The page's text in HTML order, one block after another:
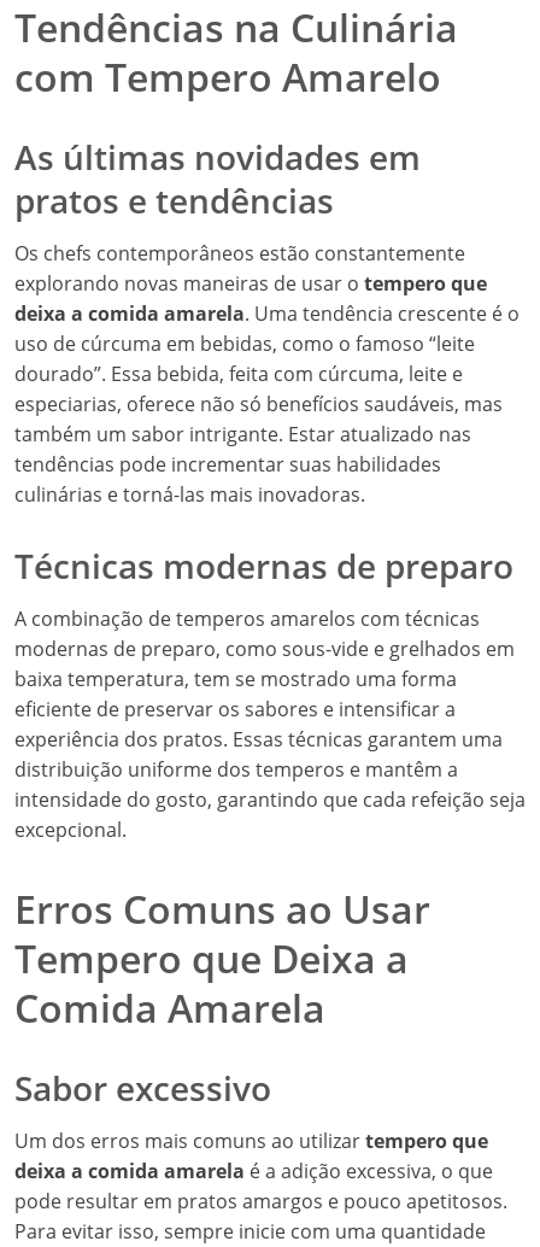
Tendências na Culinária
com Tempero Amarelo
As últimas novidades em
pratos e tendências
Os chefs contemporâneos estão constantemente
explorando novas maneiras de usar o tempero que
deixa a comida amarela. Uma tendência crescente é o
uso de cúrcuma em bebidas, como o famoso “leite
dourado”. Essa bebida, feita com cúrcuma, leite e
especiarias, oferece não só benefícios saudáveis, mas
também um sabor intrigante. Estar atualizado nas
tendências pode incrementar suas habilidades
culinárias e torná-las mais inovadoras.
Técnicas modernas de preparo
A combinação de temperos amarelos com técnicas
modernas de preparo, como sous-vide e grelhados em
baixa temperatura, tem se mostrado uma forma
eficiente de preservar os sabores e intensificar a
experiência dos pratos. Essas técnicas garantem uma
distribuição uniforme dos temperos e mantêm a
intensidade do gosto, garantindo que cada refeição seja
excepcional.
Erros Comuns ao Usar
Tempero que Deixa a
Comida Amarela
Sabor excessivo
Um dos erros mais comuns ao utilizartempero que
deixa a comida amarela é a adição excessiva, o que
pode resultar em pratos amargos e pouco apetitosos.
Para evitar isso, sempre inicie com uma quantidade